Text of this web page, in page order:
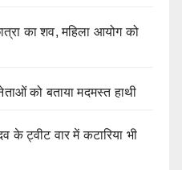
का शव, महिला आयोग को
को बताया मदमस्त हाथी
ट्वीट वार में कटारिया भी